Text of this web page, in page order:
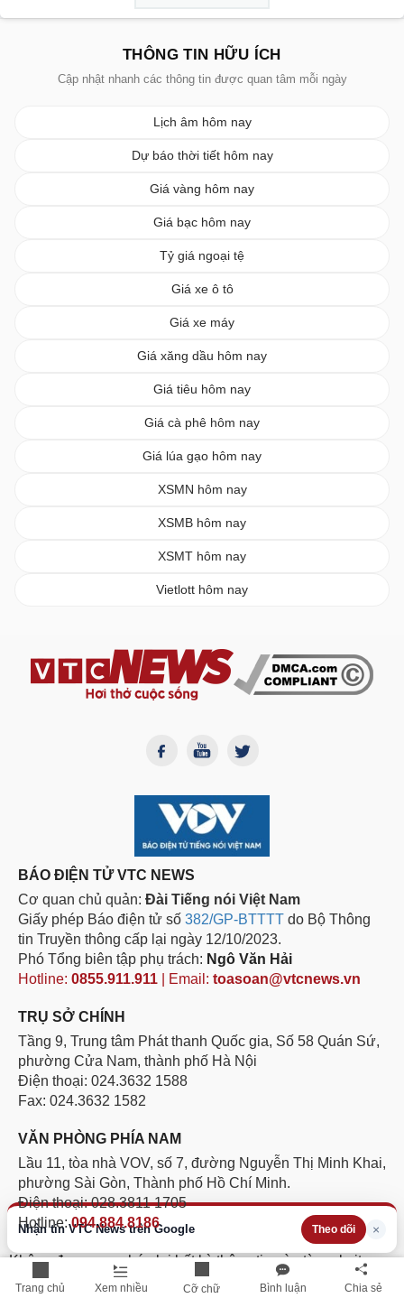
Trang chủ Xem nhiều Cỡ chữ Bình luận Chia sẻ
Nhận tin VTC News trên Google Theo dõi ×
THÔNG TIN HỮU ÍCH
Cập nhật nhanh các thông tin được quan tâm mỗi ngày
Lịch âm hôm nay
Dự báo thời tiết hôm nay
Giá vàng hôm nay
Giá bạc hôm nay
Tỷ giá ngoại tệ
Giá xe ô tô
Giá xe máy
Giá xăng dầu hôm nay
Giá tiêu hôm nay
Giá cà phê hôm nay
Giá lúa gạo hôm nay
XSMN hôm nay
XSMB hôm nay
XSMT hôm nay
Vietlott hôm nay
BÁO ĐIỆN TỬ VTC NEWS
Cơ quan chủ quản: Đài Tiếng nói Việt Nam
Giấy phép Báo điện tử số 382/GP-BTTTT do Bộ Thông
tin Truyền thông cấp lại ngày 12/10/2023.
Phó Tổng biên tập phụ trách: Ngô Văn Hải
Hotline: 0855.911.911 | Email: toasoan@vtcnews.vn
TRỤ SỞ CHÍNH
Tầng 9, Trung tâm Phát thanh Quốc gia, Số 58 Quán Sứ,
phường Cửa Nam, thành phố Hà Nội
Điện thoại: 024.3632 1588
Fax: 024.3632 1582
VĂN PHÒNG PHÍA NAM
Lầu 11, tòa nhà VOV, số 7, đường Nguyễn Thị Minh Khai,
phường Sài Gòn, Thành phố Hồ Chí Minh.
Điện thoại: 028.3811 1705
Hotline:094.884.8186
Không được sao chép lại bất kỳ thông tin nào từ website
này khi chưa có sự đồng ý bằng văn bản của Báo Điện tử